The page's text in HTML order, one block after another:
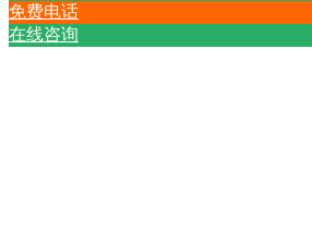
免费电话
在线咨询